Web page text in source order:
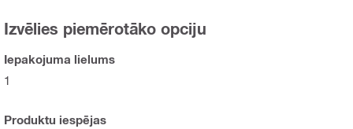
Izvēlies piemērotāko opciju
Iepakojuma lielums
1
Produktu iespējas